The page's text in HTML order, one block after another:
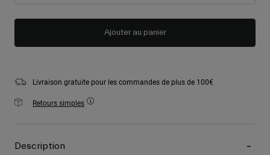
Ajouter au panier
Livraison gratuite pour les commandes de plus de 100€
Retours simples
Description